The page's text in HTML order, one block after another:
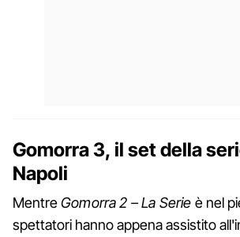
Gomorra 3, il set della
Napoli
MentreGomorra 2 – La Serie è nel
spettatori hanno appena assistito